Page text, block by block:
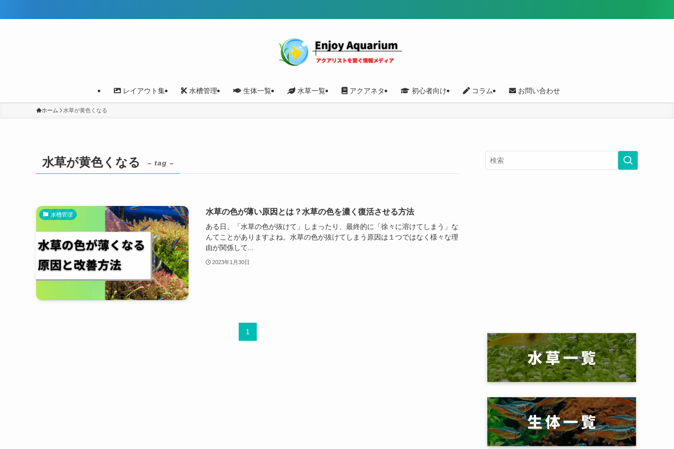
レイアウト集 水槽管理 生体一覧 水草一覧 アクアネタ 初心者向け コラム お問い合わせ
ホーム 水草が黄色くなる
水草が黄色くなる – tag –
水槽管理 水草の色が薄い原因とは？水草の色を濃く復活させる方法
ある日、「水草の色が抜けて」しまったり、最終的に「徐々に溶けてしまう」な
んてことがありますよね。水草の色が抜けてしまう原因は１つではなく様々な理
由が関係して...
2023年1月30日
1